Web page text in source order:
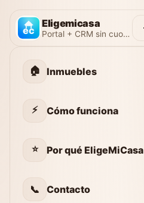
Eligemicasa
Portal + CRM sin cuotas
🏠 Inmuebles
⚡ Cómo funciona
⭐ Por qué EligeMiCasa
📞 Contacto